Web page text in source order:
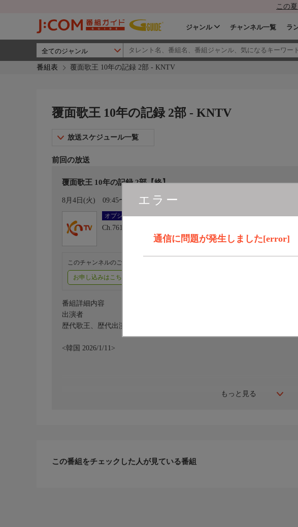
この
ジャンル チャンネル一覧 ラ
番組表 覆面歌王 10年の記録 2部 - KNTV
エラー
通信に問題が発生しました[error]
覆面歌王 10年の記録 2部 - KNTV
放送スケジュール一覧
前回の放送
覆面歌王 10年の記録 2部【終】
8月4日(火) 09:45〜11:30 カレンダー登録
オプション
Ch.761
このチャンネルのご視聴には、オプションチャンネル(有料)のご契約が必要となりま
お申し込みはこちら
もっと見る
番組詳細内容
出演者
歴代歌王、歴代出演者
<韓国 2026/1/11>
この番組をチェックした人が見ている番組